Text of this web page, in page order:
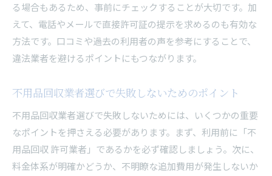
る場合もあるため、事前にチェックすることが大切です。加
えて、電話やメールで直接許可証の提示を求めるのも有効な
方法です。口コミや過去の利用者の声を参考にすることで、
違法業者を避けるポイントにもつながります。
不用品回収業者選びで失敗しないためのポイント
不用品回収業者選びで失敗しないためには、いくつかの重要
なポイントを押さえる必要があります。まず、利用前に「不
用品回収 許可業者」であるかを必ず確認しましょう。次に、
料金体系が明確かどうか、不明瞭な追加費用が発生しないか